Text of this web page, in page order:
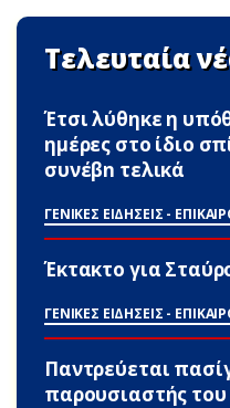
Τελευταία
Έτσι λύθηκε η
ημέρες στο ίδιο
συνέβn τελικά
ΓΕΝΙΚΕΣ ΕΙΔΗΣΕΙΣ -
Έκτακτο για
ΓΕΝΙΚΕΣ ΕΙΔΗΣΕΙΣ -
Παντρεύεται
παρουσιαστής του